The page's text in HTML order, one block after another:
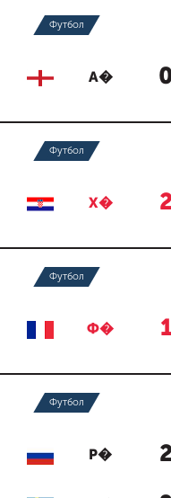
Футбол
А�
Футбол
Х�
Футбол
Ф�
Футбол
Р�